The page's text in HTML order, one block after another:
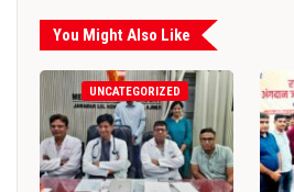
You Might Also Like
UNCATEGORIZED